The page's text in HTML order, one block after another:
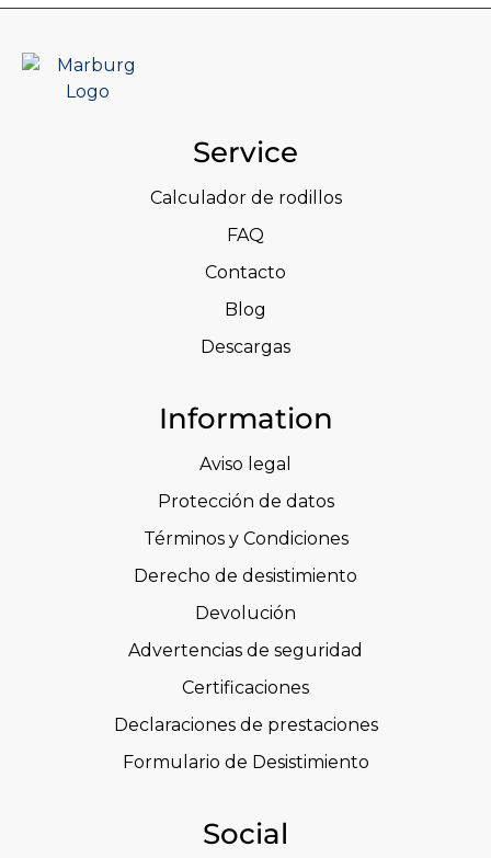
Service
Calculador de rodillos
FAQ
Contacto
Blog
Descargas
Information
Aviso legal
Protección de datos
Términos y Condiciones
Derecho de desistimiento
Devolución
Advertencias de seguridad
Certificaciones
Declaraciones de prestaciones
Formulario de Desistimiento
Social